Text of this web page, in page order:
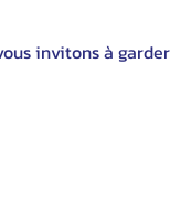
invitons à